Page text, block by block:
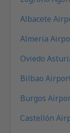
Albacete
Almeria
Oviedo
Bilbao
Burgos
Castellón